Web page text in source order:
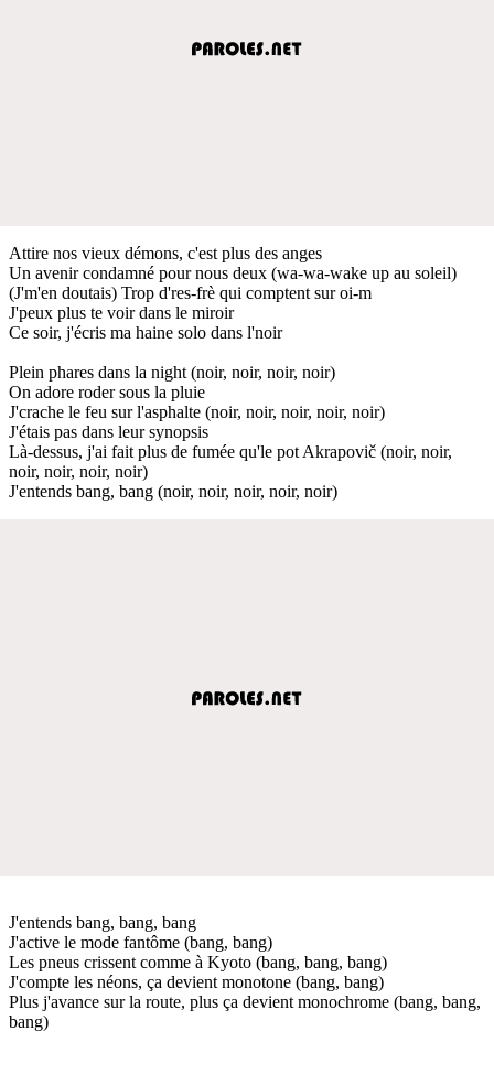
Attire nos vieux démons, c'est plus des anges
Un avenir condamné pour nous deux (wa-wa-wake up au soleil)
(J'm'en doutais) Trop d'res-frè qui comptent sur oi-m
J'peux plus te voir dans le miroir
Ce soir, j'écris ma haine solo dans l'noir
Plein phares dans la night (noir, noir, noir, noir)
On adore roder sous la pluie
J'crache le feu sur l'asphalte (noir, noir, noir, noir, noir)
J'étais pas dans leur synopsis
Là-dessus, j'ai fait plus de fumée qu'le pot Akrapovič (noir, noir,
noir, noir, noir, noir)
J'entends bang, bang (noir, noir, noir, noir, noir)
J'entends bang, bang, bang
J'active le mode fantôme (bang, bang)
Les pneus crissent comme à Kyoto (bang, bang, bang)
J'compte les néons, ça devient monotone (bang, bang)
Plus j'avance sur la route, plus ça devient monochrome (bang, bang,
bang)